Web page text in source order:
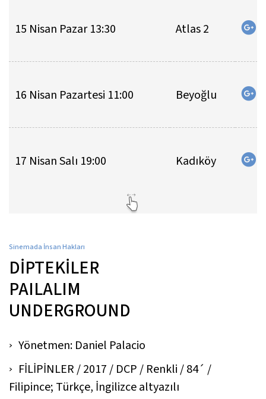
15 Nisan Pazar 13:30 Atlas 2
16 Nisan Pazartesi 11:00 Beyoğlu
17 Nisan Salı 19:00 Kadıköy
Sinemada İnsan Hakları
DİPTEKİLER
PAILALIM
UNDERGROUND
Yönetmen: Daniel Palacio
FİLİPİNLER / 2017 / DCP / Renkli / 84´ /
Filipince; Türkçe, İngilizce altyazılı